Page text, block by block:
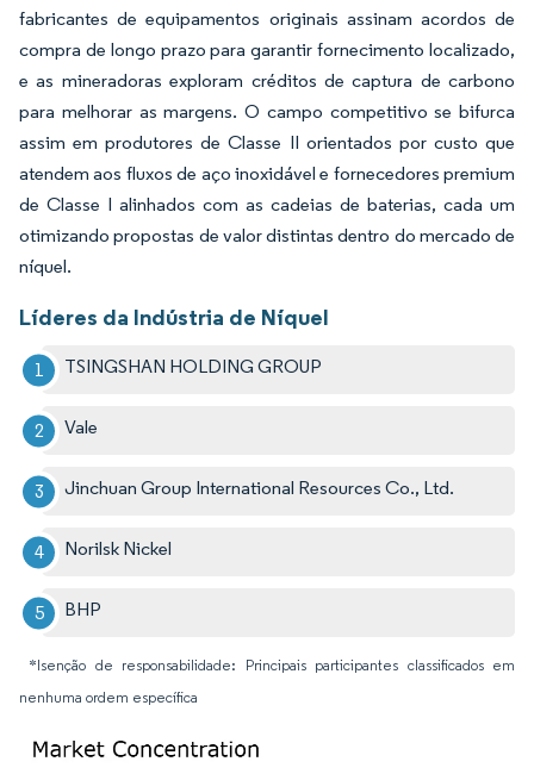
fabricantes de equipamentos originais assinam acordos de
compra de longo prazo para garantir fornecimento localizado,
e as mineradoras exploram créditos de captura de carbono
para melhorar as margens. O campo competitivo se bifurca
assim em produtores de Classe II orientados por custo que
atendem aos fluxos de aço inoxidável e fornecedores premium
de Classe I alinhados com as cadeias de baterias, cada um
otimizando propostas de valor distintas dentro do mercado de
níquel.
Líderes da Indústria de Níquel
TSINGSHAN HOLDING GROUP
Vale
Jinchuan Group International Resources Co., Ltd.
Norilsk Nickel
BHP
*Isenção de responsabilidade: Principais participantes classificados em
nenhuma ordem específica